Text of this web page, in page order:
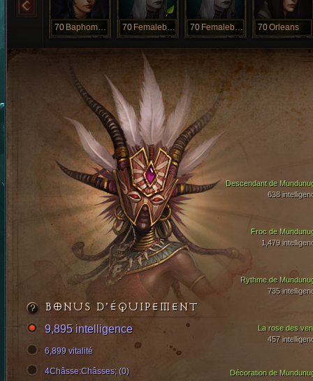
70 Baphometh 70 Femalebolgia 70 Femalebolgia 70Orleans
Froc de
1,479
Rythme de
735
Descendant de
638
Décoration de
La rose des
457
BONUS D’ÉQUIPEMENT
9,895 intelligence
6,899 vitalité
4Châsse:Châsses; (0)